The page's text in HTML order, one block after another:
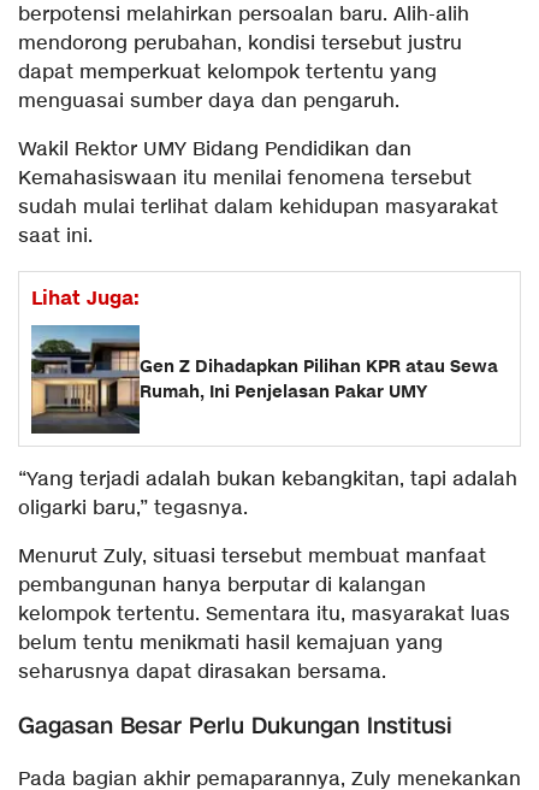
berpotensi melahirkan persoalan baru. Alih-alih
mendorong perubahan, kondisi tersebut justru
dapat memperkuat kelompok tertentu yang
menguasai sumber daya dan pengaruh.
Wakil Rektor UMY Bidang Pendidikan dan
Kemahasiswaan itu menilai fenomena tersebut
sudah mulai terlihat dalam kehidupan masyarakat
saat ini.
Lihat Juga:
Gen Z Dihadapkan Pilihan KPR atau Sewa
Rumah, Ini Penjelasan Pakar UMY
“Yang terjadi adalah bukan kebangkitan, tapi adalah
oligarki baru,” tegasnya.
Menurut Zuly, situasi tersebut membuat manfaat
pembangunan hanya berputar di kalangan
kelompok tertentu. Sementara itu, masyarakat luas
belum tentu menikmati hasil kemajuan yang
seharusnya dapat dirasakan bersama.
Gagasan Besar Perlu Dukungan Institusi
Pada bagian akhir pemaparannya, Zuly menekankan